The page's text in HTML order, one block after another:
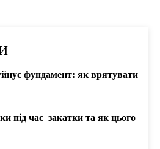
фундамент: як врятувати
під час закатки та як цього